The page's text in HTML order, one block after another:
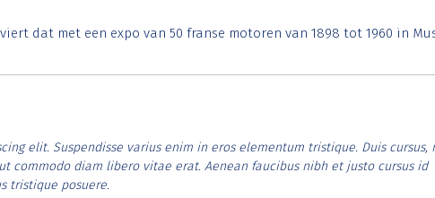
dat met een expo van 50 franse motoren van 1898 tot 1960 in
elit. Suspendisse varius enim in eros elementum tristique. Duis cursus,
commodo diam libero vitae erat. Aenean faucibus nibh et justo cursus id
tristique posuere.